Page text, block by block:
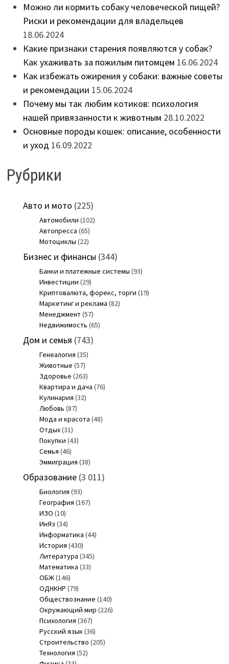
Можно ли кормить собаку человеческой пищей?
Риски и рекомендации для владельцев
18.06.2024
Какие признаки старения появляются у собак?
Как ухаживать за пожилым питомцем 16.06.2024
Как избежать ожирения у собаки: важные советы
и рекомендации 15.06.2024
Почему мы так любим котиков: психология
нашей привязанности к животным 28.10.2022
Основные породы кошек: описание, особенности
и уход 16.09.2022
Рубрики
Авто и мото (225)
Автомобили (102)
Автопресса (65)
Мотоциклы (22)
Бизнес и финансы (344)
Банки и платежные системы (93)
Инвестиции (29)
Криптовалюта, форекс, торги (19)
Маркетинг и реклама (82)
Менеджмент(57)
Недвижимость (65)
Дом и семья (743)
Генеалогия (35)
Животные (57)
Здоровье (263)
Квартира и дача (76)
Кулинария (32)
Любовь (87)
Мода и красота (48)
Отдых(31)
Покупки (43)
Семья (46)
Эммиграция (38)
Образование(3 011)
Биология (93)
География (167)
ИЗО (10)
ИнЯз (34)
Информатика (44)
История (430)
Литература (345)
Математика (33)
ОБЖ(146)
ОДНКНР (79)
Обществознание (140)
Окружающий мир (226)
Психология (367)
Русский язык(36)
Строительство (205)
Технология (52)